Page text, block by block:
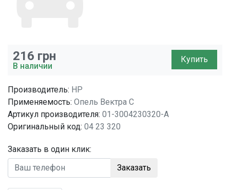
216 грн
В наличии
Купить
Производитель: HP
Применяемость: Опель Вектра C
Артикул производителя: 01-3004230320-A
Оригинальный код: 04 23 320
Заказать в один клик:
Заказать